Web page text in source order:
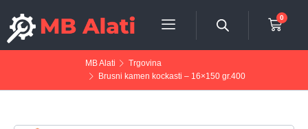
0
MB Alati
Trgovina
Brusni kamen kockasti – 16×150 gr.400